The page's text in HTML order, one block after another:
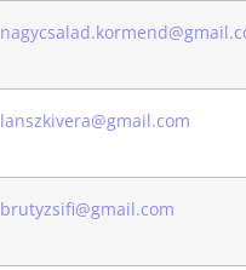
lanszkivera@gmail.com
brutyzsifi@gmail.com